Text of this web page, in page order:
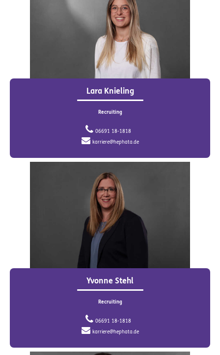
Lara Knieling
Recruiting
06691 18-1818
karriere@hephata.de
Yvonne Stehl
Recruiting
06691 18-1818
karriere@hephata.de